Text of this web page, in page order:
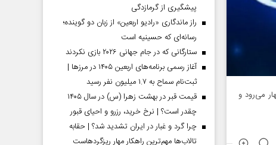
می‌رود و
پیشگیری از گرمازدگی
راز ماندگاری «رادیو اربعین» از زبان دو گوینده؛
رسانه‌ای که حسینیه است
ستارگانی که در جام جهانی ۲۰۲۶ بازی نکردند
آغاز رسمی برنامه‌های اربعین ۱۴۰۵ در مرز‌ها |
ثبت‌نام سماح به ۱.۷ میلیون نفر رسید
قیمت قبر در بهشت زهرا (س) در سال ۱۴۰۵
چقدر است؟ | نرخ خرید، رزرو و احیای قبور
چرا گرد و غبار در ایران تشدید شد؟ | حقابه
تالاب‌ها مهم‌ترین راهکار مهار ریزگردهاست